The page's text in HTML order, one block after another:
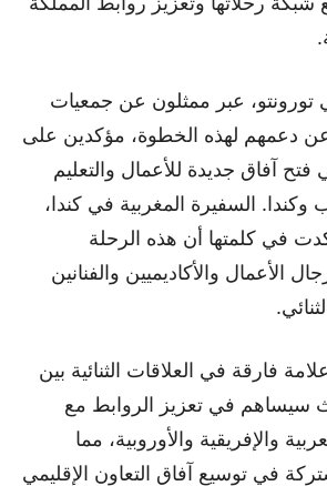
عبر ممثلون عن جمعيات
دعمهم لهذه الخطوة، مؤكدين على
آفاق جديدة للأعمال والتعليم
وكندا. السفيرة المغربية في كندا،
في كلمتها أن هذه الرحلة
الأعمال والأكاديميين والفنانين
فارقة في العلاقات الثنائية بين
سيساهم في تعزيز الروابط مع
والإفريقية والأوروبية، مما
في توسيع آفاق التعاون الإقليمي